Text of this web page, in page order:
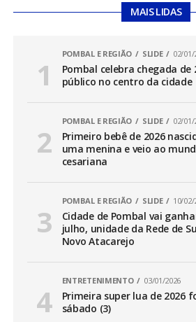
MAIS LIDAS
POMBAL E REGIÃO SLIDE 02/01/
Pombal celebra chegada de
público no centro da cidade
POMBAL E REGIÃO SLIDE 02/01/
Primeiro bebê de 2026
uma menina e veio ao
cesariana
POMBAL E REGIÃO SLIDE 10/02/
Cidade de Pombal vai
julho, unidade da Rede de
Novo Atacarejo
ENTRETENIMENTO 03/01/2026
Primeira super lua de 2026
sábado (3)